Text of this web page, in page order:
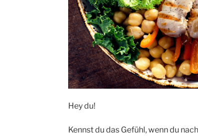
Hey du!
Kennst du das Gefühl, wenn du